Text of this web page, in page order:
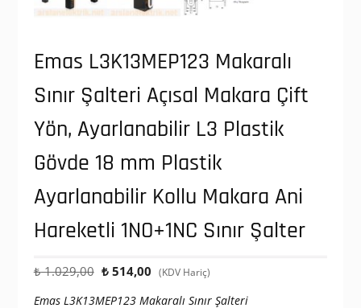
Emas L3K13MEP123 Makaralı
Sınır Şalteri Açısal Makara Çift
Yön, Ayarlanabilir L3 Plastik
Gövde 18 mm Plastik
Ayarlanabilir Kollu Makara Ani
Hareketli 1NO+1NC Sınır Şalter
₺1.029,00 Orijinal
₺514,00 Şu
(KDV Hariç)
Emas L3K13MEP123 Makaralı Sınır Şalteri